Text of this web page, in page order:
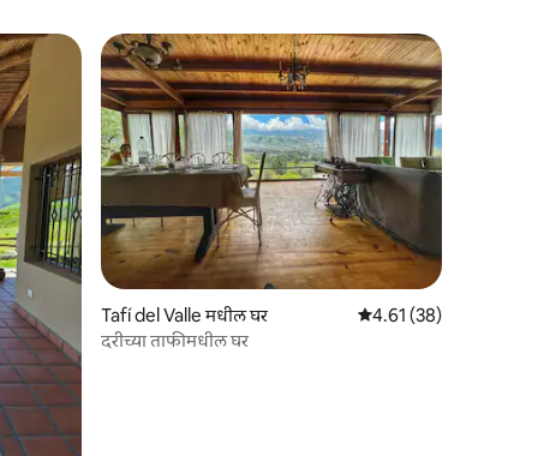
Tafí del Valle मधील घर 5 पैकी 4.61 सरासरी रेटिंग,
4.61 (38)
दरीच्या ताफीमधील घर